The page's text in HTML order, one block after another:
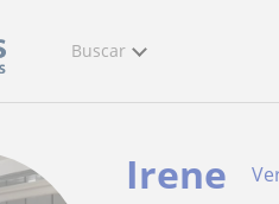
Buscar
Irene